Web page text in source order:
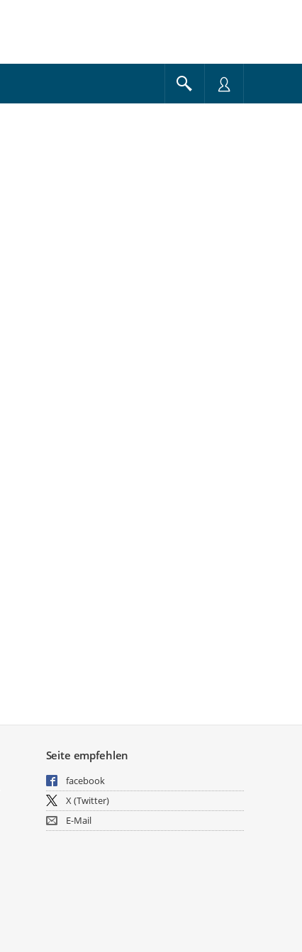
Seite empfehlen
facebook
X (Twitter)
E-Mail